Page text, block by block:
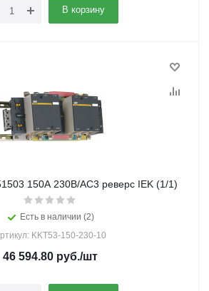
В корзину
150А 230В/АС3 реверс IEK (1/1)
Есть в наличии (2)
KKT53-150-230-10
46 594.80руб./шт